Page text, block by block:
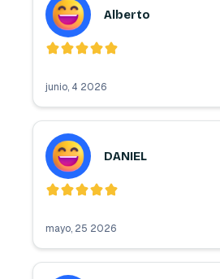
Alberto
junio, 4 2026
DANIEL
mayo, 25 2026